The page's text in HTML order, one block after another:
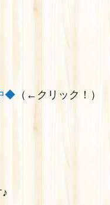
◆ （←クリック！）